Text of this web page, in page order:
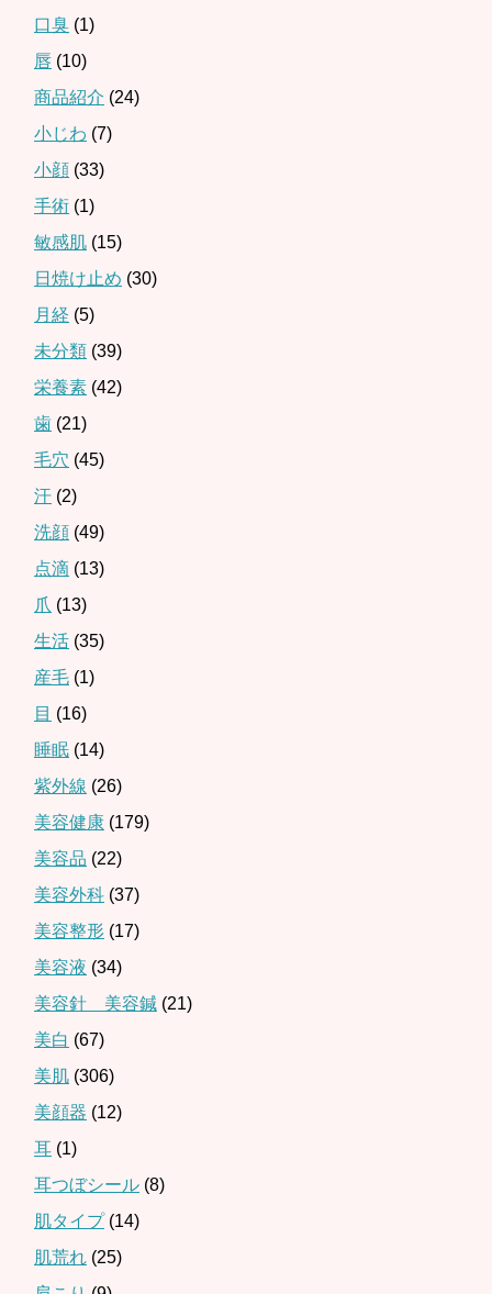
口臭 (1)
唇 (10)
商品紹介 (24)
小じわ (7)
小顔 (33)
手術 (1)
敏感肌 (15)
日焼け止め (30)
月経 (5)
未分類 (39)
栄養素 (42)
歯 (21)
毛穴 (45)
汗 (2)
洗顔 (49)
点滴 (13)
爪 (13)
生活 (35)
産毛 (1)
目 (16)
睡眠 (14)
紫外線 (26)
美容健康 (179)
美容品 (22)
美容外科 (37)
美容整形 (17)
美容液 (34)
美容針 美容鍼 (21)
美白 (67)
美肌 (306)
美顔器 (12)
耳 (1)
耳つぼシール (8)
肌タイプ(14)
肌荒れ (25)